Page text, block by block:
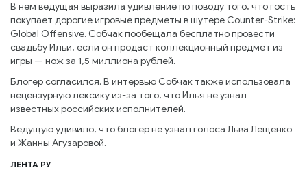
В нём ведущая выразила удивление по поводу того, что гость
покупает дорогие игровые предметы в шутере Counter-Strike:
Global Offensive. Собчак пообещала бесплатно провести
свадьбу Ильи, если он продаст коллекционный предмет из
игры — нож за 1,5 миллиона рублей.
Блогер согласился. В интервью Собчак также использовала
нецензурную лексику из-за того, что Илья не узнал
известных российских исполнителей.
Ведущую удивило, что блогер не узнал голоса Льва Лещенко
и Жанны Агузаровой.
ЛЕНТА РУ